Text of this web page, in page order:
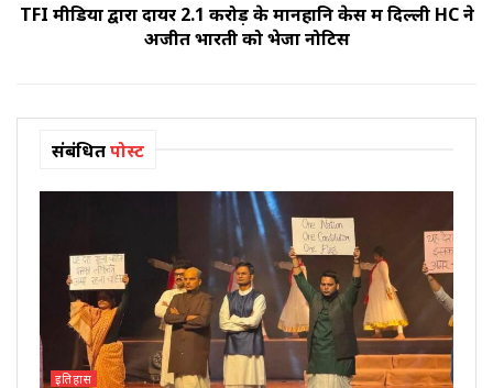
TFI मीडिया द्वारा दायर ₹2.1 करोड़ के मानहानि केस में दिल्ली HC ने
अजीत भारती को भेजा नोटिस
संबंधितपोस्ट
इतिहास